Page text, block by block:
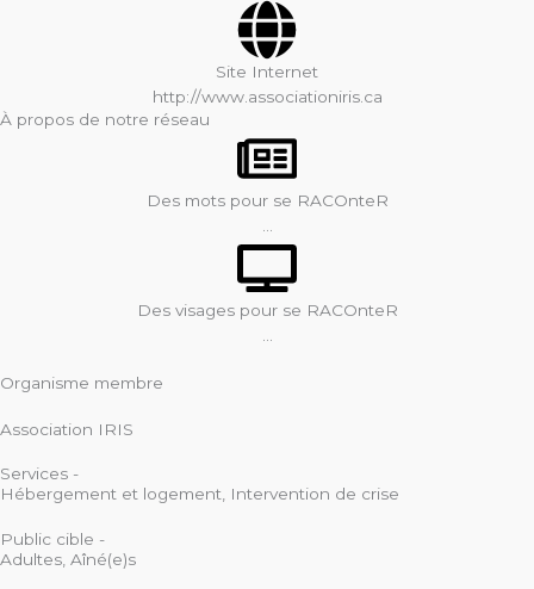
Site Internet
http://www.associationiris.ca
À propos de notre réseau
Des mots pour se RACOnteR
Des visages pour se RACOnteR
Organisme membre
Association IRIS
Services -
Hébergement et logement
Intervention de crise
Public cible -
Adultes Aîné(e)s